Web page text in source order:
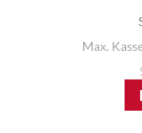
Max.